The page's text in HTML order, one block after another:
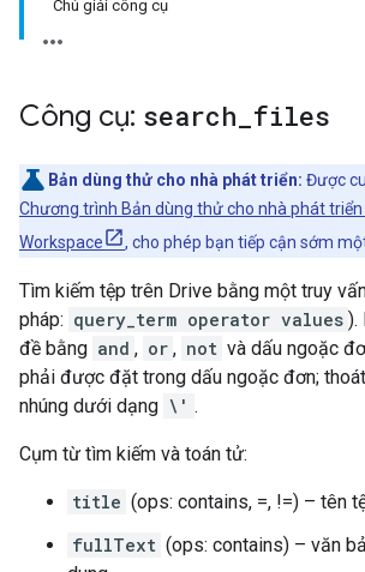
Chú giải công cụ
Công cụ: search files
Bản dùng thử cho nhà phát triển: Được
Chương trình Bản dùng thử cho nhà phát triển
Workspace
, cho phép bạn tiếp cận sớm
Tìm kiếm tệp trên Drive bằng một truy
pháp: query_term operator values ).
đề bằng and , or , not và dấu ngoặc
phải được đặt trong dấu ngoặc đơn;
nhúng dưới dạng \' .
Cụm từ tìm kiếm và toán tử:
title (ops: contains, =, !=) – tên
fullText (ops: contains) – văn